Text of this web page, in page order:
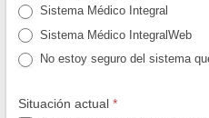
Sistema Médico Integral
Sistema Médico IntegralWeb
No estoy seguro del sistema
Situación actual *